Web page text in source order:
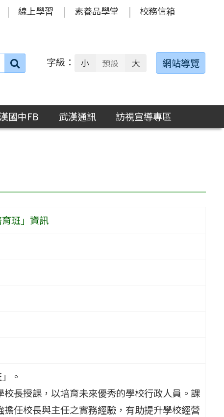
線上學習 素養品學堂 校務信箱
搜
字級： 小 預設 大 網站導覽
國中FB 武漢通訊
訪視宣導專區
班」資訊
。
長授課，以培育未來優秀的學校行政人員。課
任校長與主任之實務經驗，有助提升學校經營